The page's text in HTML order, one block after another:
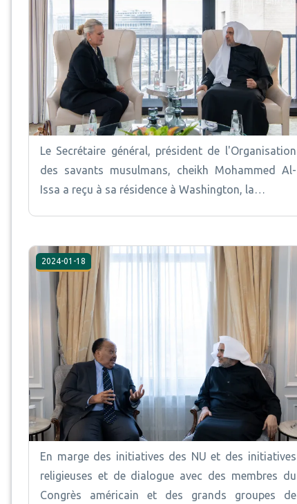
Le Secrétaire général, président de l'Organisation
des savants musulmans, cheikh Mohammed Al-
Issa a reçu à sa résidence à Washington, la…
2024-01-18
En marge des initiatives des NU et des initiatives
religieuses et de dialogue avec des membres du
Congrès américain et des grands groupes de